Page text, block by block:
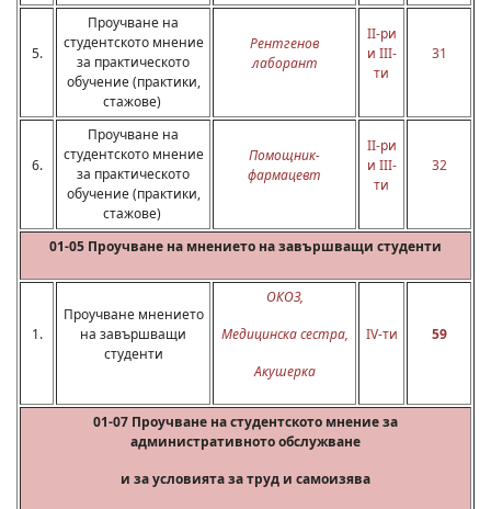
5.
Проучване на
студентското мнение
за практическото
обучение (практики,
стажове)
Рентгенов
лаборант
II-ри
и III-
ти
31
6.
Проучване на
студентското мнение
за практическото
обучение (практики,
стажове)
Помощник-
фармацевт
II-ри
и III-
ти
32
01-05 Проучване на мнението на завършващи студенти
1.
Проучване мнението
на завършващи
студенти
ОКОЗ,
Медицинска сестра,
Акушерка
IV-ти 59
01-07 Проучване на студентското мнение за
административното обслужване
и за условията за труд и самоизява